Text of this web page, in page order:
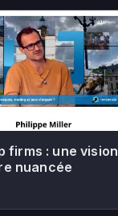
firms : une vision
nuancée